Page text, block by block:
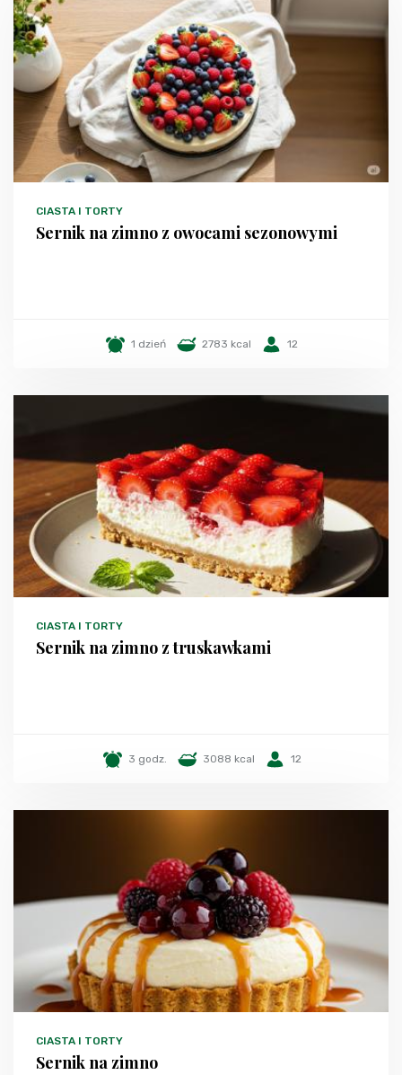
CIASTA I TORTY
Sernik na zimno z owocami sezonowymi
1 dzień 2783 kcal 12
CIASTA I TORTY
Sernik na zimno z truskawkami
3 godz. 3088 kcal 12
CIASTA I TORTY
Sernik na zimno